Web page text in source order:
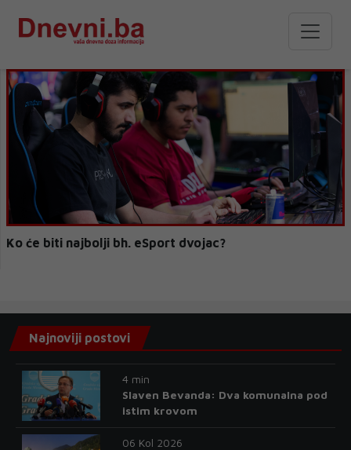
Ko će biti najbolji bh. eSport dvojac?
Najnoviji postovi
4 min
Slaven Bevanda: Dva komunalna pod
istim krovom
06 Kol 2026